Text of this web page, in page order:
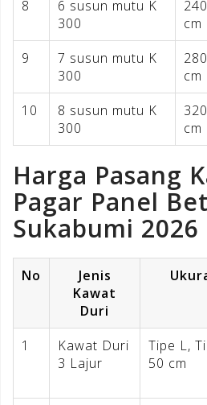
8
6 susun mutu K
300
240
cm
9
7 susun mutu K
300
280
cm
10
8 susun mutu K
300
320
cm
Harga Pasang
Pagar Panel
Sukabumi 2026
No
Jenis
Kawat
Duri
1
Kawat Duri
3 Lajur
Tipe L,
50 cm